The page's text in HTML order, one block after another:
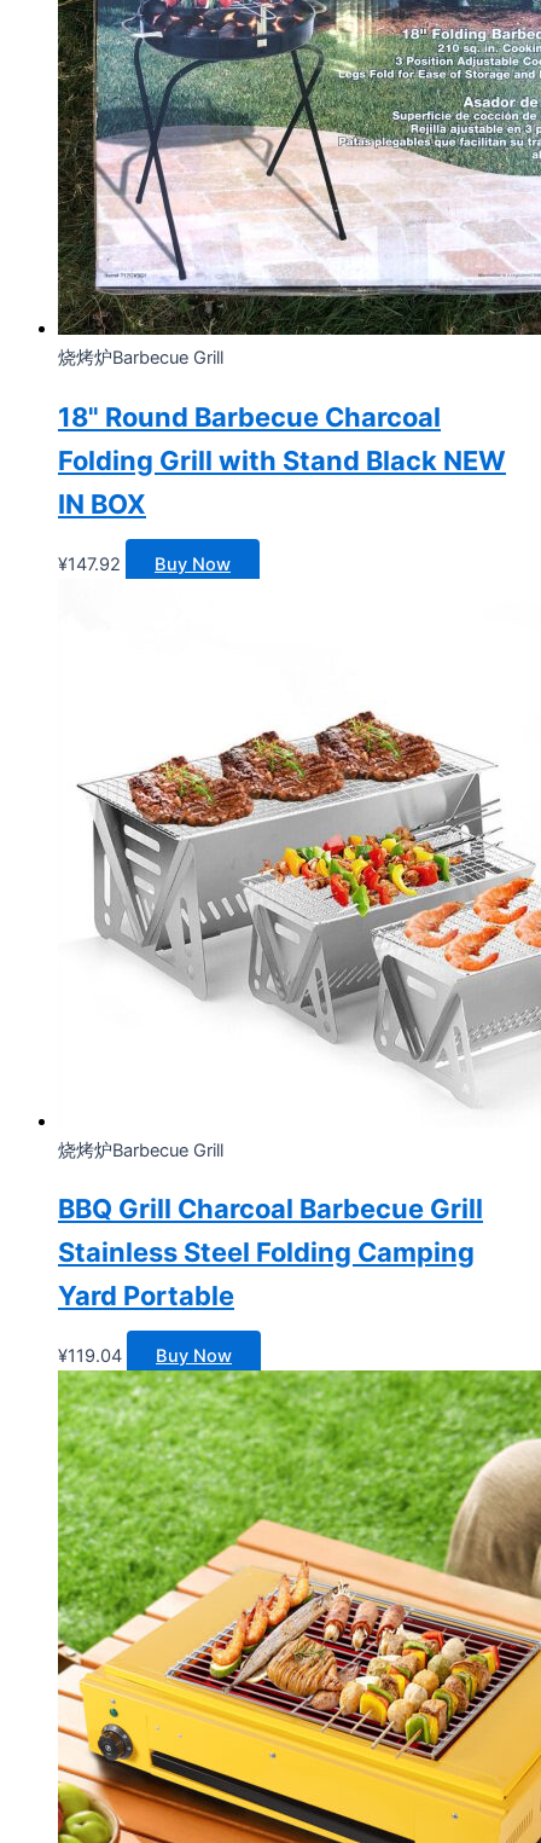
烧烤炉Barbecue Grill
18" Round Barbecue Charcoal
Folding Grill with Stand Black NEW
IN BOX
¥147.92 Buy Now
烧烤炉Barbecue Grill
BBQ Grill Charcoal Barbecue Grill
Stainless Steel Folding Camping
Yard Portable
¥119.04 Buy Now